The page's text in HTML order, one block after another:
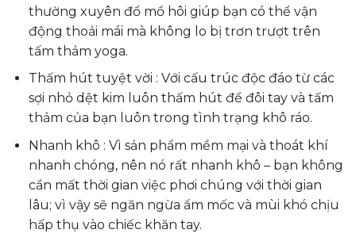
thường xuyên đổmồ hôi giúp bạn có thể vận
động thoải mái mà không lo bị trơn trượt trên
tấm thảm yoga.
Thấm hút tuyệt vời : Với cấu trúc độc đáo từ các
sợi nhỏ dệt kim luôn thấm hút để đôi tay và tấm
thảm của bạn luôn trong tình trạng khô ráo.
Nhanh khô : Vì sản phẩm mềm mại và thoát khí
nhanh chóng, nên nó rất nhanh khô – bạn không
cần mất thời gian việc phơi chúng với thời gian
lâu; vì vậy sẽ ngăn ngừa ẩm mốc và mùi khó chịu
hấp thụ vào chiếc khăn tay.